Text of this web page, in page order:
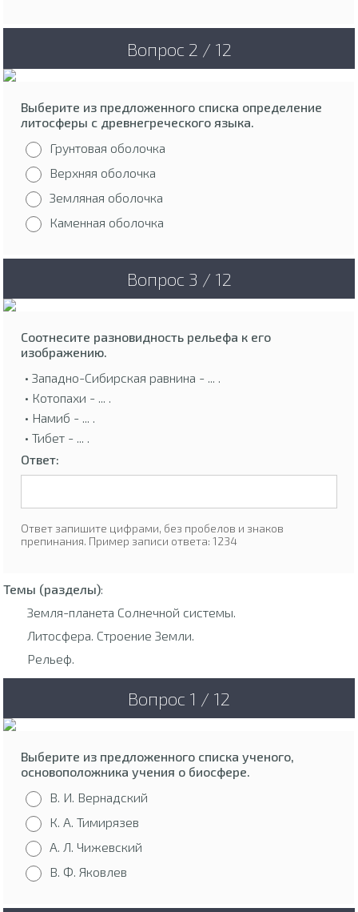
Вопрос 2 / 12
Выберите из предложенного списка определение
литосферы с древнегреческого языка.
Грунтовая оболочка
Верхняя оболочка
Земляная оболочка
Каменная оболочка
Вопрос 3 / 12
Соотнесите разновидность рельефа к его
изображению.
• Западно-Сибирская равнина - ... .
• Котопахи - ... .
• Намиб - ... .
• Тибет - ... .
Ответ:
Ответ запишите цифрами, без пробелов и знаков
препинания. Пример записи ответа: 1234
Темы (разделы):
Земля-планета Солнечной системы.
Литосфера. Строение Земли.
Рельеф.
Вопрос 1 / 12
Выберите из предложенного списка ученого,
основоположника учения о биосфере.
В. И. Вернадский
К. А. Тимирязев
А. Л. Чижевский
В. Ф. Яковлев